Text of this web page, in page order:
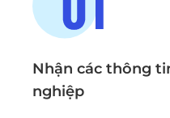
Nhận các thông
nghiệp